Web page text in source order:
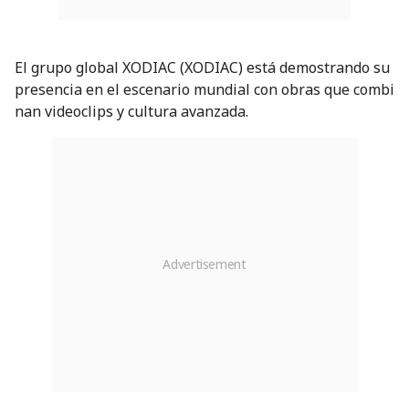
El grupo global XODIAC (XODIAC) está demostrando su
presencia en el escenario mundial con obras que combi
nan videoclips y cultura avanzada.